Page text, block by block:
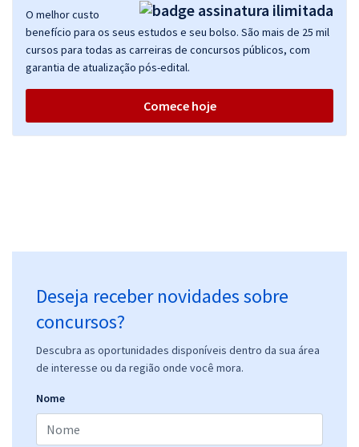
O melhor custo
benefício para os seus estudos e seu bolso. São mais de 25 mil
cursos para todas as carreiras de concursos públicos, com
garantia de atualização pós-edital.
Comece hoje
Deseja receber novidades sobre
concursos?
Descubra as oportunidades disponíveis dentro da sua área
de interesse ou da região onde você mora.
Nome